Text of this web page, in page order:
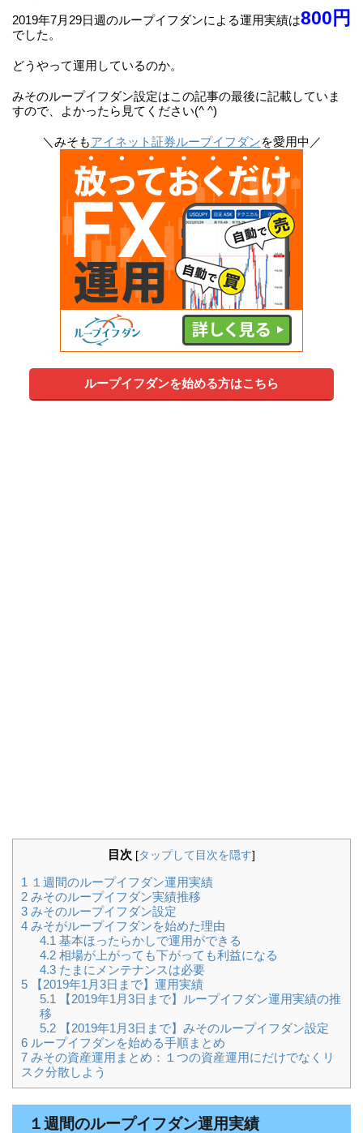
2019年7月29日週のループイフダンによる運用実績は800円
でした。
どうやって運用しているのか。
みそのループイフダン設定はこの記事の最後に記載していま
すので、よかったら見てください(^ ^)
＼みそもアイネット証券ループイフダンを愛用中／
ループイフダンを始める方はこちら
目次 [タップして目次を隠す]
1 １週間のループイフダン運用実績
2 みそのループイフダン実績推移
3 みそのループイフダン設定
4 みそがループイフダンを始めた理由
4.1 基本ほったらかしで運用ができる
4.2相場が上がっても下がっても利益になる
4.3たまにメンテナンスは必要
5 【2019年1月3日まで】運用実績
5.1 【2019年1月3日まで】ループイフダン運用実績の推
移
5.2【2019年1月3日まで】みそのループイフダン設定
6 ループイフダンを始める手順まとめ
7 みその資産運用まとめ：１つの資産運用にだけでなくリ
スク分散しよう
１週間のループイフダン運用実績